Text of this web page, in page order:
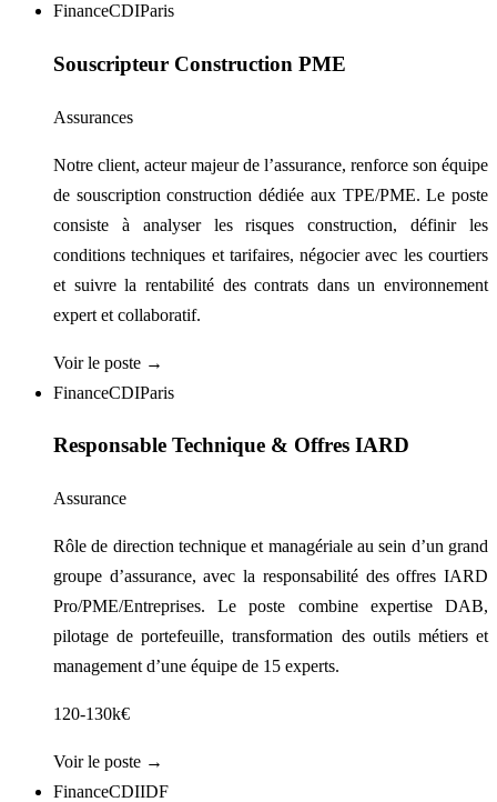
FinanceCDIParis
Souscripteur Construction PME
Assurances
Notre client, acteur majeur de l’assurance, renforce son équipe
de souscription construction dédiée aux TPE/PME. Le poste
consiste à analyser les risques construction, définir les
conditions techniques et tarifaires, négocier avec les courtiers
et suivre la rentabilité des contrats dans un environnement
expert et collaboratif.
Voir le poste →
FinanceCDIParis
Responsable Technique & Offres IARD
Assurance
Rôle de direction technique et managériale au sein d’un grand
groupe d’assurance, avec la responsabilité des offres IARD
Pro/PME/Entreprises. Le poste combine expertise DAB,
pilotage de portefeuille, transformation des outils métiers et
management d’une équipe de 15 experts.
120-130k€
Voir le poste →
FinanceCDIIDF